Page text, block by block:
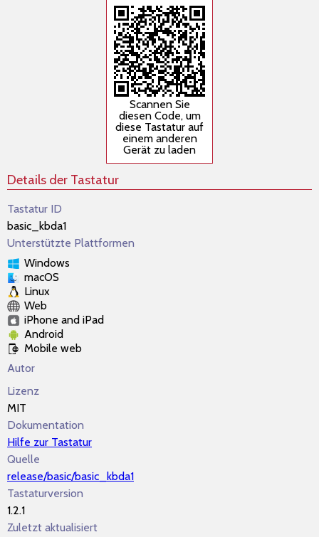
Scannen Sie
diesen Code, um
diese Tastatur auf
einem anderen
Gerät zu laden
Details der Tastatur
Tastatur ID
basic_kbda1
Unterstützte Plattformen
Windows
macOS
Linux
Web
iPhone and iPad
Android
Mobile web
Autor
Lizenz
MIT
Dokumentation
Hilfe zur Tastatur
Quelle
release/basic/basic_kbda1
Tastaturversion
1.2.1
Zuletzt aktualisiert